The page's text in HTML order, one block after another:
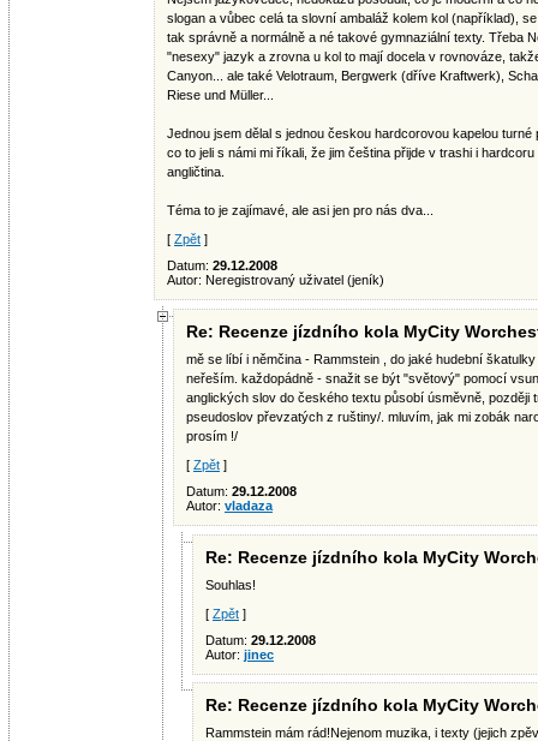
slogan a vůbec celá ta slovní ambaláž kolem kol (například),
tak správně a normálně a né takové gymnaziální texty. Třeba
"nesexy" jazyk a zrovna u kol to mají docela v rovnováze,
Canyon... ale také Velotraum, Bergwerk (dříve Kraftwerk),
Riese und Müller...
Jednou jsem dělal s jednou českou hardcorovou kapelou
co to jeli s námi mi říkali, že jim čeština přijde v trashi i
angličtina.
Téma to je zajímavé, ale asi jen pro nás dva...
[ Zpět ]
Datum: 29.12.2008
Autor: Neregistrovaný uživatel (jeník)
Re: Recenze jízdního kola MyCity
mě se líbí i němčina - Rammstein , do jaké hudební
neřeším. každopádně - snažit se být "světový" pomocí
anglických slov do českého textu působí úsměvně, později
pseudoslov převzatých z ruštiny/. mluvím, jak mi zobák
prosím !/
[ Zpět ]
Datum: 29.12.2008
Autor: vladaza
Re: Recenze jízdního kola MyCity
Souhlas!
[ Zpět ]
Datum: 29.12.2008
Autor: jinec
Re: Recenze jízdního kola MyCity
Rammstein mám rád!Nejenom muzika, i texty (jejich